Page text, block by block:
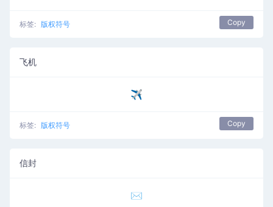
标签: 版权符号 Copy
飞机
✈
标签: 版权符号 Copy
信封
✉